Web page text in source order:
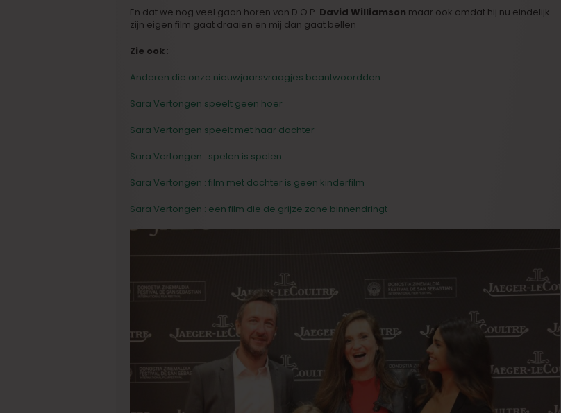
En dat we nog veel gaan horen van D.O.P. David Williamson maar ook omdat hij nu eindelijk
zijn eigen film gaat draaien en mij dan gaat bellen
Zie ook :
Anderen die onze nieuwjaarsvraagjes beantwoordden
Sara Vertongen speelt geen hoer
Sara Vertongen speelt met haar dochter
Sara Vertongen : spelen is spelen
Sara Vertongen : film met dochter is geen kinderfilm
Sara Vertongen : een film die de grijze zone binnendringt